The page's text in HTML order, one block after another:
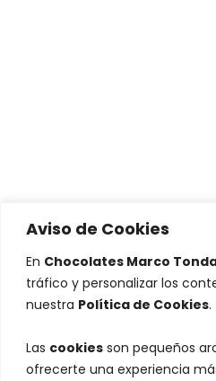
Aviso de Cookies
En Chocolates Marco
tráfico y personalizar los
nuestra Política de Cookies.
Las cookies son pequeños
ofrecerte una experiencia